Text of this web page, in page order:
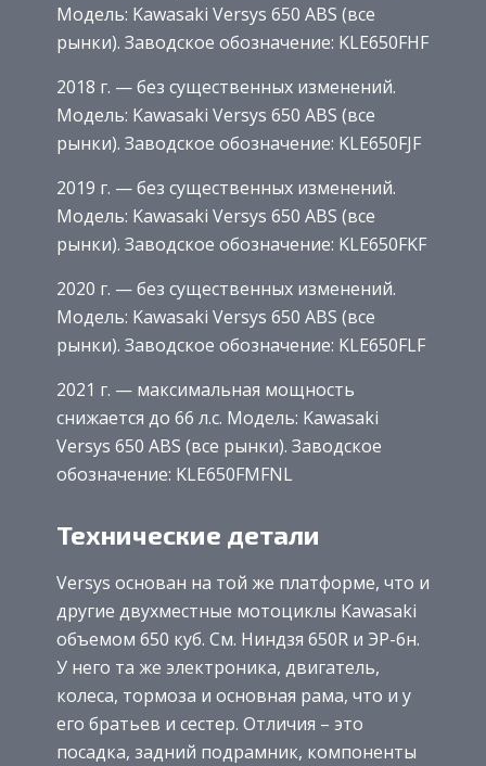
Модель: Kawasaki Versys 650 ABS (все
рынки). Заводское обозначение: KLE650FHF
2018 г. — без существенных изменений.
Модель: Kawasaki Versys 650 ABS (все
рынки). Заводское обозначение: KLE650FJF
2019 г. — без существенных изменений.
Модель: Kawasaki Versys 650 ABS (все
рынки). Заводское обозначение: KLE650FKF
2020 г. — без существенных изменений.
Модель: Kawasaki Versys 650 ABS (все
рынки). Заводское обозначение: KLE650FLF
2021 г. — максимальная мощность
снижается до 66 л.с. Модель: Kawasaki
Versys 650 ABS (все рынки). Заводское
обозначение: KLE650FMFNL
Технические детали
Versys основан на той же платформе, что и
другие двухместные мотоциклы Kawasaki
объемом 650 куб. См. Ниндзя 650R и ЭР-6н.
У него та же электроника, двигатель,
колеса, тормоза и основная рама, что и у
его братьев и сестер. Отличия – это
посадка, задний подрамник, компоненты